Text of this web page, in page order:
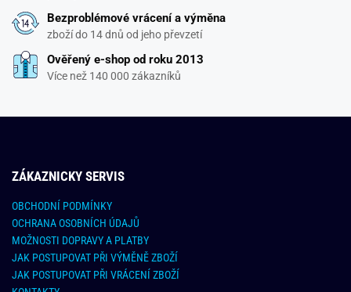
Bezproblémové vrácení a výměna
zboží do 14 dnů od jeho převzetí
Ověřený e-shop od roku 2013
Více než 140 000 zákazníků
ZÁKAZNICKY SERVIS
OBCHODNÍ PODMÍNKY
OCHRANA OSOBNÍCH ÚDAJŮ
MOŽNOSTI DOPRAVY A PLATBY
JAK POSTUPOVAT PŘI VÝMĚNĚ ZBOŽÍ
JAK POSTUPOVAT PŘI VRÁCENÍ ZBOŽÍ